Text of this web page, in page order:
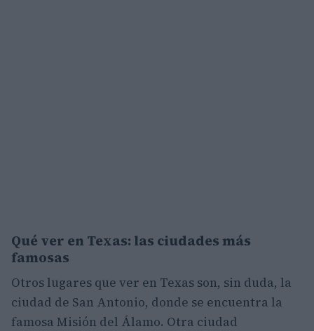
Qué ver en Texas: las ciudades más
famosas
Otros lugares que ver en Texas son, sin duda, la
ciudad de San Antonio, donde se encuentra la
famosa Misión del Álamo. Otra ciudad